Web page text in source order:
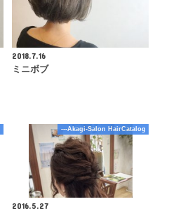
2018.7.16
ミニボブ
---Akagi-Salon HairCatalog
2016.5.27